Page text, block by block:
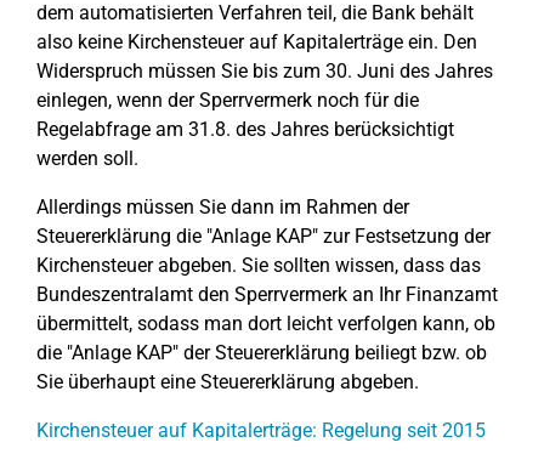
dem automatisierten Verfahren teil, die Bank behält
also keine Kirchensteuer auf Kapitalerträge ein. Den
Widerspruch müssen Sie bis zum 30. Juni des Jahres
einlegen, wenn der Sperrvermerk noch für die
Regelabfrage am 31.8. des Jahres berücksichtigt
werden soll.
Allerdings müssen Sie dann im Rahmen der
Steuererklärung die "Anlage KAP" zur Festsetzung der
Kirchensteuer abgeben. Sie sollten wissen, dass das
Bundeszentralamt den Sperrvermerk an Ihr Finanzamt
übermittelt, sodass man dort leicht verfolgen kann, ob
die "Anlage KAP" der Steuererklärung beiliegt bzw. ob
Sie überhaupt eine Steuererklärung abgeben.
Kirchensteuer auf Kapitalerträge: Regelung seit 2015